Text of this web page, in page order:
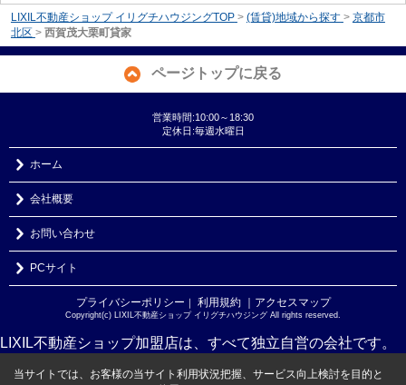
LIXIL不動産ショップ イリグチハウジングTOP > (賃貸)地域から探す > 京都市
北区 > 西賀茂大栗町貸家
ページトップに戻る
営業時間:10:00～18:30
定休日:毎週水曜日
ホーム
会社概要
お問い合わせ
PCサイト
プライバシーポリシー 利用規約 ｜アクセスマップ
Copyright(c) LIXIL不動産ショップ イリグチハウジング All rights reserved.
LIXIL不動産ショップ加盟店は、すべて独立自営の会社です。
当サイトでは、お客様の当サイト利用状況把握、サービス向上検討を目的と